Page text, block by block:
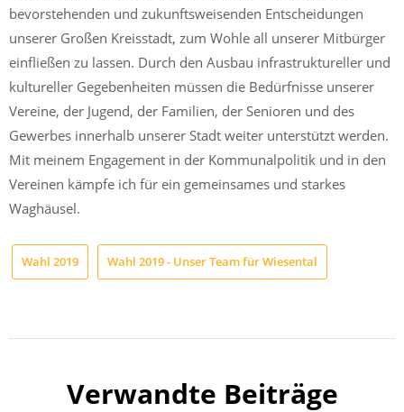
bevorstehenden und zukunftsweisenden Entscheidungen
unserer Großen Kreisstadt, zum Wohle all unserer Mitbürger
einfließen zu lassen. Durch den Ausbau infrastruktureller und
kultureller Gegebenheiten müssen die Bedürfnisse unserer
Vereine, der Jugend, der Familien, der Senioren und des
Gewerbes innerhalb unserer Stadt weiter unterstützt werden.
Mit meinem Engagement in der Kommunalpolitik und in den
Vereinen kämpfe ich für ein gemeinsames und starkes
Waghäusel.
Wahl 2019 Wahl 2019 - Unser Team für Wiesental
Verwandte Beiträge